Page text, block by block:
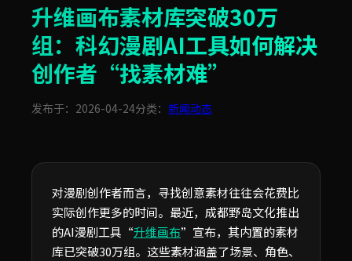
升维画布素材库突破30万
组：科幻漫剧AI工具如何解决
创作者“找素材难”
发布于：2026-04-24分类： 新闻动态
对漫剧创作者而言，寻找创意素材往往会花费比
实际创作更多的时间。最近，成都野岛文化推出
的AI漫剧工具“升维画布”宣布，其内置的素材
库已突破30万组。这些素材涵盖了场景、角色、